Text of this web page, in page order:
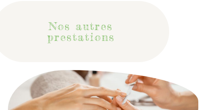
Nos autres
prestations